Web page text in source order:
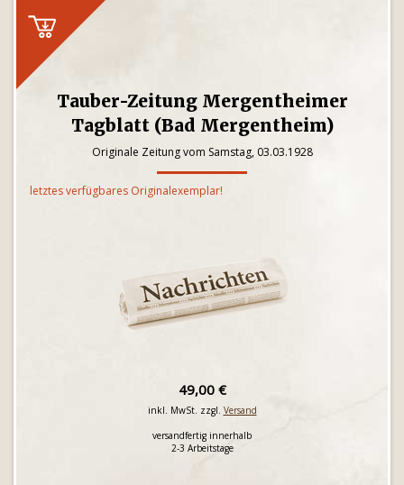
Tauber-Zeitung Mergentheimer
Tagblatt (Bad Mergentheim)
Originale Zeitung vom Samstag, 03.03.1928
letztes verfügbares Originalexemplar!
49,00 €
inkl. MwSt. zzgl. Versand
versandfertig innerhalb
2-3 Arbeitstage